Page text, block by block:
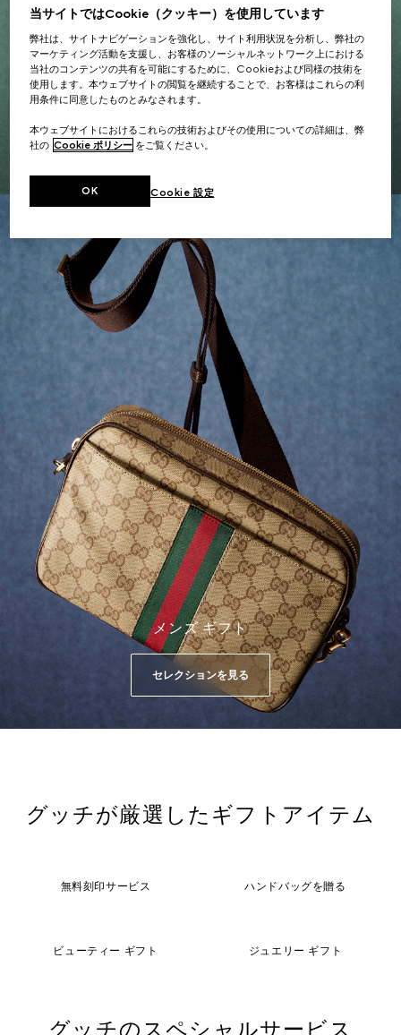
ウィメンズ ギフト
セレクションを見る
メンズ ギフト
セレクションを見る
グッチが厳選したギフトアイテム
無料刻印サービス ハンドバッグを贈る
ビューティー ギフト ジュエリー ギフト
グッチのスペシャルサービス
当サイトではCookie（クッキー）を使用しています
弊社は、サイトナビゲーションを強化し、サイト利用状況を分析し、弊社の
マーケティング活動を支援し、お客様のソーシャルネットワーク上における
当社のコンテンツの共有を可能にするために、Cookieおよび同様の技術を
使用します。本ウェブサイトの閲覧を継続することで、お客様はこれらの利
用条件に同意したものとみなされます。
本ウェブサイトにおけるこれらの技術およびその使用についての詳細は、弊
社の Cookie ポリシー をご覧ください。
Cookie 設定
OK